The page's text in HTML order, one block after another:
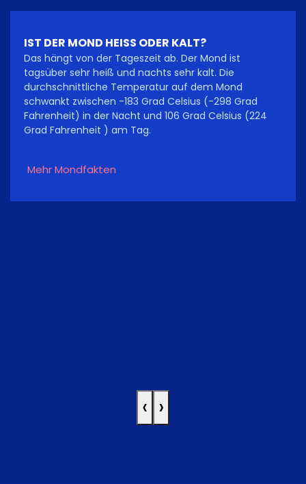
IST DER MOND HEISS ODER KALT?
Das hängt von der Tageszeit ab. Der Mond ist
tagsüber sehr heiß und nachts sehr kalt. Die
durchschnittliche Temperatur auf dem Mond
schwankt zwischen -183 Grad Celsius (-298 Grad
Fahrenheit) in der Nacht und 106 Grad Celsius (224
Grad Fahrenheit ) am Tag.
Mehr Mondfakten
‹ ›